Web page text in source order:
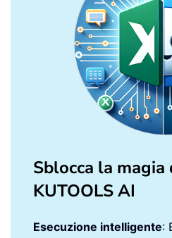
Sblocca la magia
KUTOOLS AI
Esecuzione intelligente: